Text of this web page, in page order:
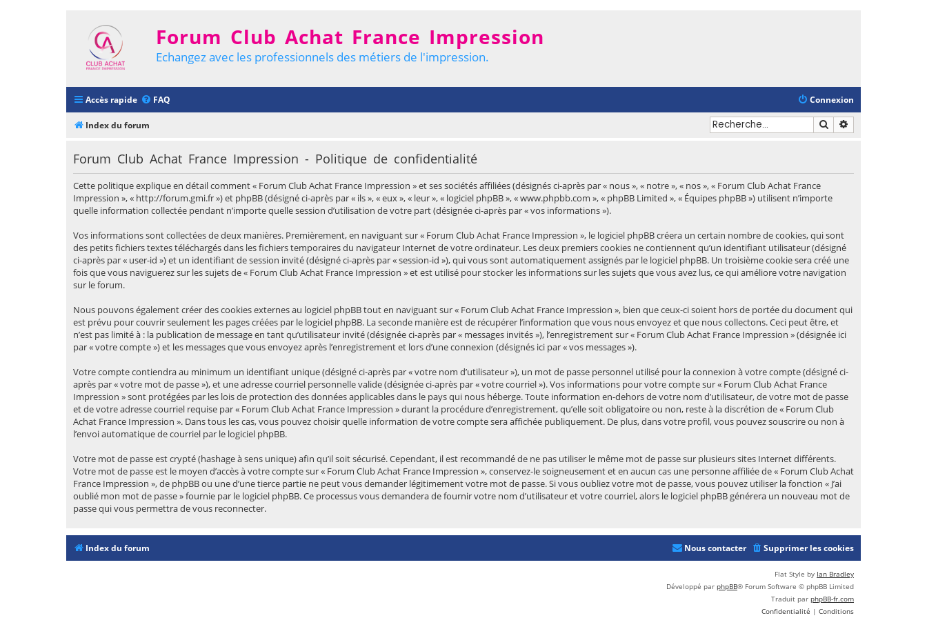
Forum Club Achat France Impression
Echangez avec les professionnels des métiers de l'impression.
Accès rapide FAQ Connexion
Index du forum Rechercher
Forum Club Achat France Impression - Politique de confidentialité
Cette politique explique en détail comment « Forum Club Achat France Impression » et ses sociétés affiliées (désignés ci-après par « nous », « notre », « nos », « Forum Club Achat France
Impression », « http://forum.gmi.fr ») et phpBB (désigné ci-après par « ils », « eux », « leur », « logiciel phpBB », « www.phpbb.com », « phpBB Limited », « Équipes phpBB ») utilisent n’importe
quelle information collectée pendant n’importe quelle session d’utilisation de votre part (désignée ci-après par « vos informations »).
Vos informations sont collectées de deux manières. Premièrement, en naviguant sur « Forum Club Achat France Impression », le logiciel phpBB créera un certain nombre de cookies, qui sont
des petits fichiers textes téléchargés dans les fichiers temporaires du navigateur Internet de votre ordinateur. Les deux premiers cookies ne contiennent qu’un identifiant utilisateur (désigné
ci-après par « user-id ») et un identifiant de session invité (désigné ci-après par « session-id »), qui vous sont automatiquement assignés par le logiciel phpBB. Un troisième cookie sera créé une
fois que vous naviguerez sur les sujets de « Forum Club Achat France Impression » et est utilisé pour stocker les informations sur les sujets que vous avez lus, ce qui améliore votre navigation
sur le forum.
Nous pouvons également créer des cookies externes au logiciel phpBB tout en naviguant sur « Forum Club Achat France Impression », bien que ceux-ci soient hors de portée du document qui
est prévu pour couvrir seulement les pages créées par le logiciel phpBB. La seconde manière est de récupérer l’information que vous nous envoyez et que nous collectons. Ceci peut être, et
n’est pas limité à : la publication de message en tant qu’utilisateur invité (désignée ci-après par « messages invités »), l’enregistrement sur « Forum Club Achat France Impression » (désignée ici
par « votre compte ») et les messages que vous envoyez après l’enregistrement et lors d’une connexion (désignés ici par « vos messages »).
Votre compte contiendra au minimum un identifiant unique (désigné ci-après par « votre nom d’utilisateur »), un mot de passe personnel utilisé pour la connexion à votre compte (désigné ci-
après par « votre mot de passe »), et une adresse courriel personnelle valide (désignée ci-après par « votre courriel »). Vos informations pour votre compte sur « Forum Club Achat France
Impression » sont protégées par les lois de protection des données applicables dans le pays qui nous héberge. Toute information en-dehors de votre nom d’utilisateur, de votre mot de passe
et de votre adresse courriel requise par « Forum Club Achat France Impression » durant la procédure d’enregistrement, qu’elle soit obligatoire ou non, reste à la discrétion de « Forum Club
Achat France Impression ». Dans tous les cas, vous pouvez choisir quelle information de votre compte sera affichée publiquement. De plus, dans votre profil, vous pouvez souscrire ou non à
l’envoi automatique de courriel par le logiciel phpBB.
Votre mot de passe est crypté (hashage à sens unique) afin qu’il soit sécurisé. Cependant, il est recommandé de ne pas utiliser le même mot de passe sur plusieurs sites Internet différents.
Votre mot de passe est le moyen d’accès à votre compte sur « Forum Club Achat France Impression », conservez-le soigneusement et en aucun cas une personne affiliée de « Forum Club Achat
France Impression », de phpBB ou une d’une tierce partie ne peut vous demander légitimement votre mot de passe. Si vous oubliez votre mot de passe, vous pouvez utiliser la fonction « J’ai
oublié mon mot de passe » fournie par le logiciel phpBB. Ce processus vous demandera de fournir votre nom d’utilisateur et votre courriel, alors le logiciel phpBB générera un nouveau mot de
passe qui vous permettra de vous reconnecter.
Index du forum Supprimer les cookies
Nous contacter
Flat Style by Ian Bradley
Développé par phpBB® Forum Software © phpBB Limited
Traduit par phpBB-fr.com
Confidentialité | Conditions